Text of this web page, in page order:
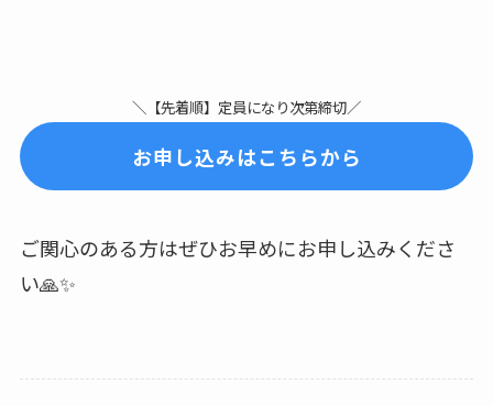
＼【先着順】定員になり次第締切／
お申し込みはこちらから
ご関心のある方はぜひお早めにお申し込みくださ
い🙏✨